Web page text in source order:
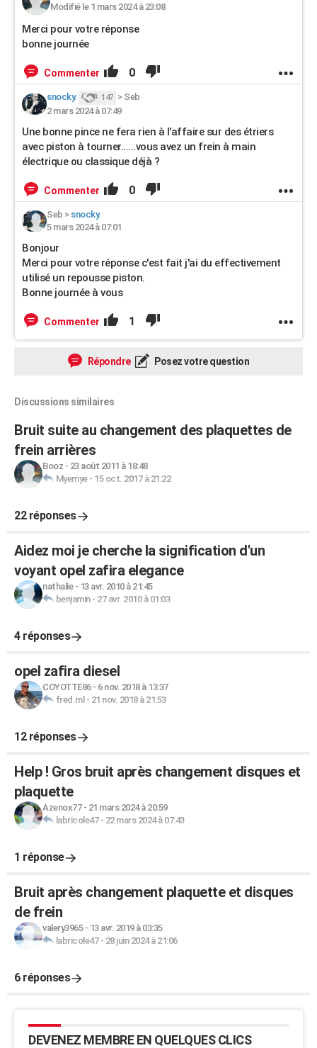
Modifié le 1 mars 2024 à 23:08
Merci pour votre réponse
bonne journée
Commenter 0
snocky. 147 > Seb
2 mars 2024 à 07:49
Une bonne pince ne fera rien à l'affaire sur des étriers
avec piston à tourner......vous avez un frein à main
électrique ou classique déjà ?
Commenter 0
Seb > snocky.
5 mars 2024 à 07:01
Bonjour
Merci pour votre réponse c'est fait j'ai du effectivement
utilisé un repousse piston.
Bonne journée à vous
Commenter 1
Répondre Posez votre question
Discussions similaires
Bruit suite au changement des plaquettes de
frein arrières
Booz - 23 août 2011 à 18:48
Myemye- 15 oct. 2017 à 21:22
22 réponses
Aidez moi je cherche la signification d'un
voyant opel zafira elegance
nathalie- 13 avr. 2010 à 21:45
benjamin- 27 avr. 2010 à 01:03
4 réponses
opel zafira diesel
COYOTTE86- 6 nov. 2018 à 13:37
fred.ml - 21 nov. 2018 à 21:53
12 réponses
Help ! Gros bruit après changement disques et
plaquette
Azenox77- 21 mars 2024 à 20:59
labricole47- 22 mars 2024 à 07:43
1 réponse
Bruit après changement plaquette et disques
de frein
valery3965- 13 avr. 2019 à 03:35
labricole47- 28 juin 2024 à 21:06
6 réponses
DEVENEZ MEMBRE EN QUELQUES CLICS